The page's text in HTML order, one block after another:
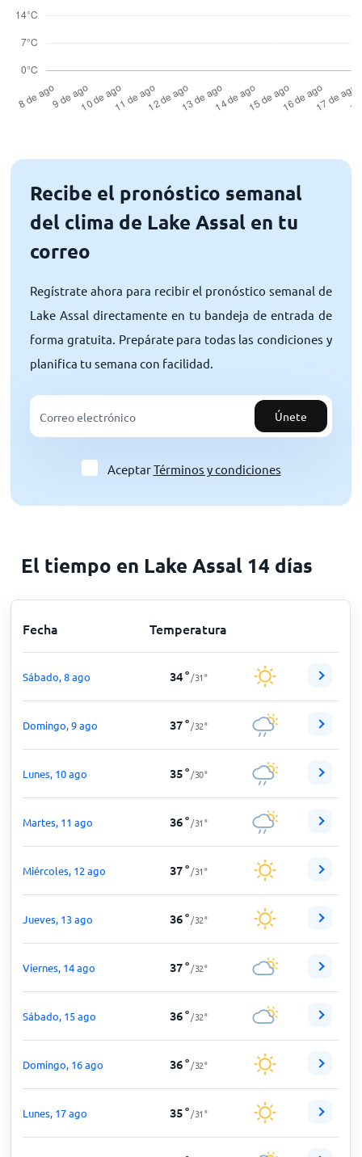
Recibe el pronóstico semanal
del clima de Lake Assal en tu
correo
Regístrate ahora para recibir el pronóstico semanal de
Lake Assal directamente en tu bandeja de entrada de
forma gratuita. Prepárate para todas las condiciones y
planifica tu semana con facilidad.
Únete
AceptarTérminos y condiciones
El tiempo en Lake Assal 14 días
Fecha Temperatura
Sábado, 8 ago 34° /31°
Domingo, 9 ago 37° /32°
Lunes, 10 ago 35° /30°
Martes, 11 ago 36° /31°
Miércoles, 12 ago 37° /31°
Jueves, 13 ago 36° /32°
Viernes, 14 ago 37° /32°
Sábado, 15 ago 36° /32°
Domingo, 16 ago 36° /32°
Lunes, 17 ago 35° /31°